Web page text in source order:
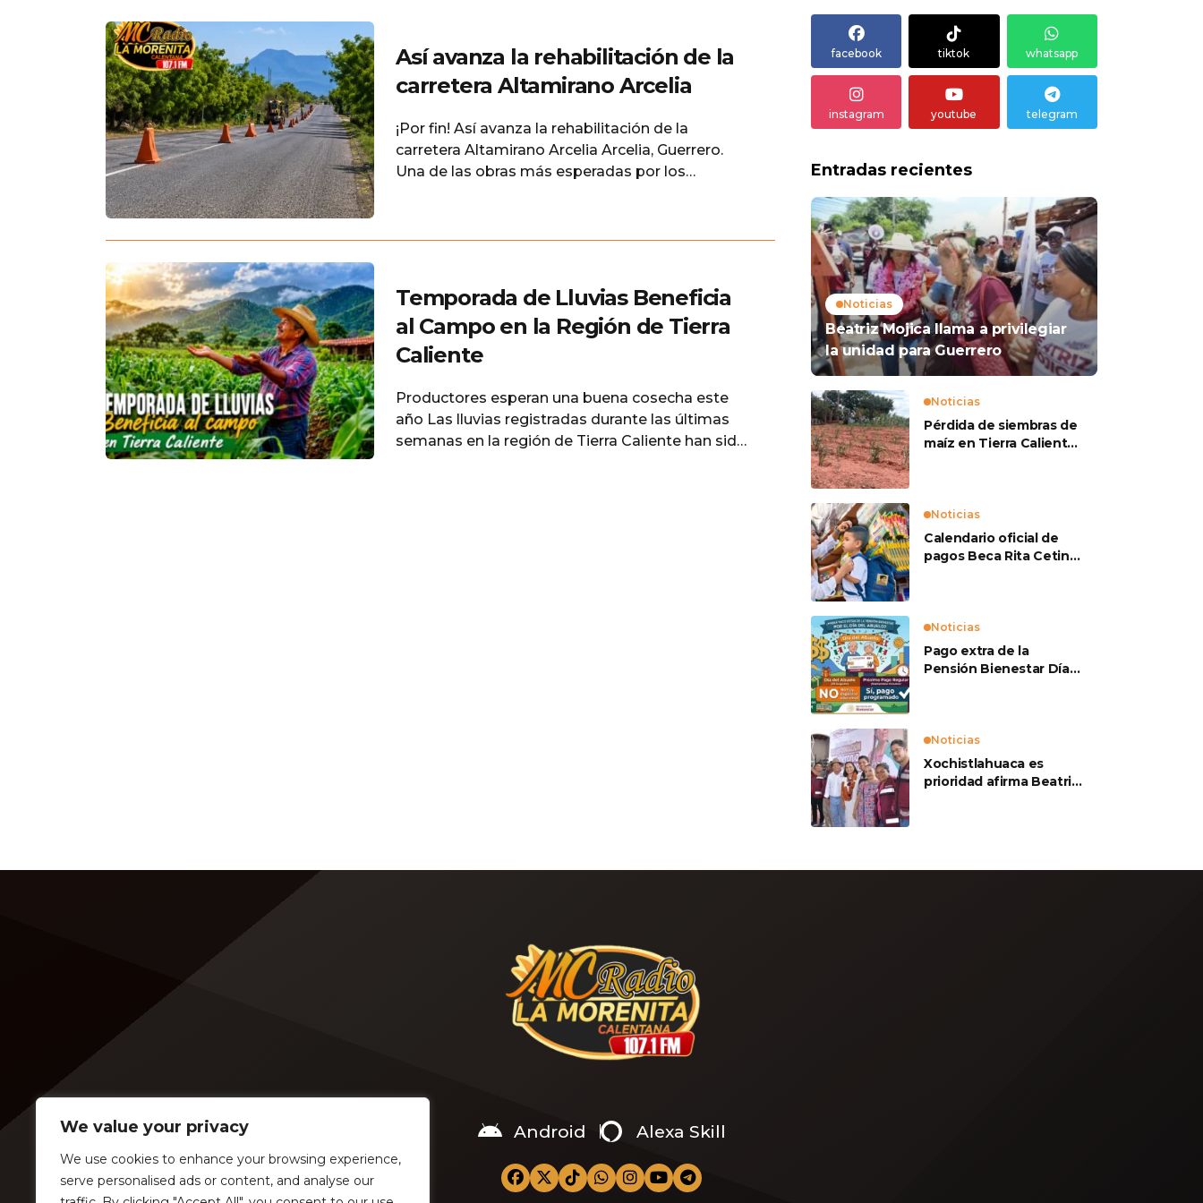
We value your privacy
We use cookies to enhance your browsing experience,
serve personalised ads or content, and analyse our
Así avanza la rehabilitación de la
carretera Altamirano Arcelia
¡Por fin! Así avanza la rehabilitación de la
carretera Altamirano Arcelia Arcelia, Guerrero.
Una de las obras más esperadas por los
Cargo de la Secretaria de infraestructura,
Temporada de Lluvias Beneficia
al Campo en la Región de Tierra
Caliente
Productores esperan una buena cosecha este
año Las lluvias registradas durante las últimas
semanas en la región de Tierra Caliente han sido
facebook tiktok whatsapp
instagram youtube telegram
Entradas recientes
Noticias
Beatriz Mojica llama a privilegiar
la unidad para Guerrero
Noticias
Pérdida de siembras de
maíz en Tierra Caliente
Noticias
Calendario oficial de
pagos Beca Rita Cetina
Noticias
Pago extra de la
Pensión Bienestar Día
Noticias
Xochistlahuaca es
prioridad afirma Beatriz
Android Alexa Skill